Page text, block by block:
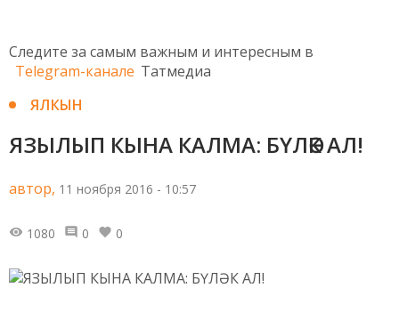
Следите за самым важным и интересным в
Telegram-канале Татмедиа
ЯЛКЫН
ЯЗЫЛЫП КЫНА КАЛМА: БҮЛӘК АЛ!
автор, 11 ноября 2016 - 10:57
1080 0 0